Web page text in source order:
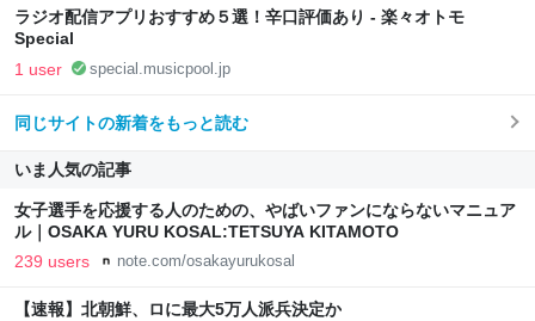
ラジオ配信アプリおすすめ５選！辛口評価あり - 楽々オトモ
Special
1 user special.musicpool.jp
同じサイトの新着をもっと読む
いま人気の記事
女子選手を応援する人のための、やばいファンにならないマニュア
ル｜OSAKA YURU KOSAL:TETSUYA KITAMOTO
239 users note.com/osakayurukosal
【速報】北朝鮮、ロに最大5万人派兵決定か